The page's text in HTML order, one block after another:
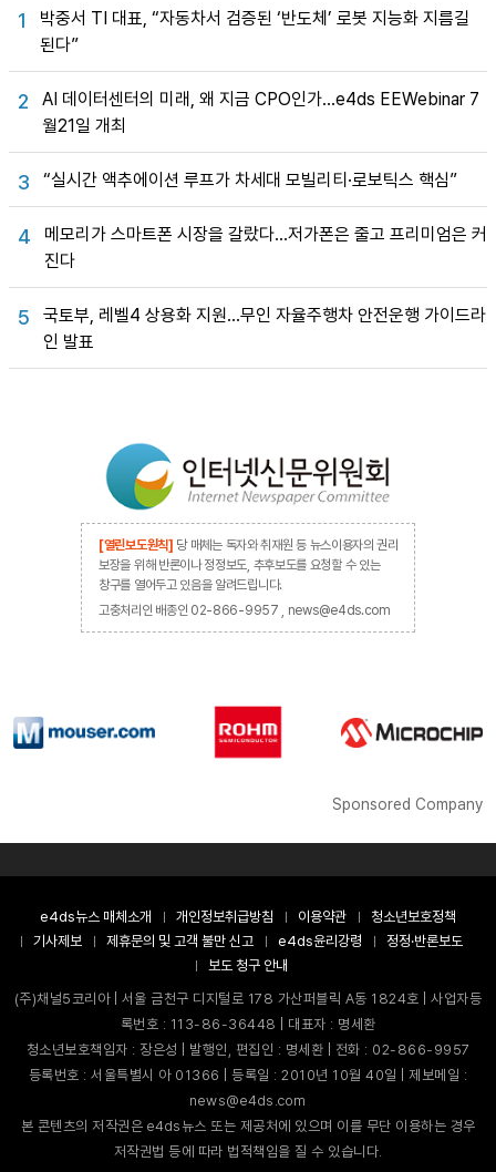
1
박중서 TI 대표, “자동차서 검증된 ‘반도체’ 로봇 지능화 지름길
된다”
2
AI 데이터센터의 미래, 왜 지금 CPO인가…e4ds EEWebinar 7
월21일 개최
3 “실시간 액추에이션 루프가 차세대 모빌리티·로보틱스 핵심”
4
메모리가 스마트폰 시장을 갈랐다…저가폰은 줄고 프리미엄은 커
진다
5
국토부, 레벨4 상용화 지원…무인 자율주행차 안전운행 가이드라
인 발표
[열린보도원칙] 당 매체는 독자와 취재원 등 뉴스이용자의 권리
보장을 위해 반론이나 정정보도, 추후보도를 요청할 수 있는
창구를 열어두고 있음을 알려드립니다.
고충처리인 배종인 02-866-9957 , news@e4ds.com
Sponsored Company
e4ds뉴스 매체소개 개인정보취급방침 이용약관
청소년보호정책
기사제보
제휴문의 및 고객 불만 신고 e4ds윤리강령
정정·반론보도
보도 청구 안내
(주)채널5코리아 | 서울 금천구 디지털로 178 가산퍼블릭 A동 1824호 | 사업자등
록번호 : 113-86-36448 | 대표자 : 명세환
청소년보호책임자 : 장은성 | 발행인, 편집인 : 명세환 | 전화 : 02-866-9957
등록번호 : 서울특별시 아 01366 | 등록일 : 2010년 10월 40일 | 제보메일 :
news@e4ds.com
본 콘텐츠의 저작권은 e4ds뉴스 또는 제공처에 있으며 이를 무단 이용하는 경우
저작권법 등에 따라 법적책임을 질 수 있습니다.